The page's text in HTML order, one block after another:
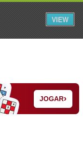
Iniciar Sessão
JOGAR›
VIEW